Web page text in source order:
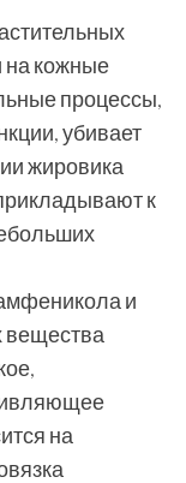
на кожные
процессы,
убивает
жировика
к
и
вещества
на